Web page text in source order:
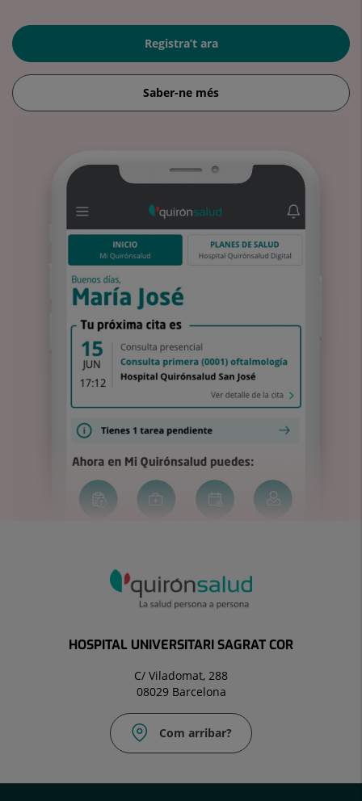
Registra’t ara
Saber-ne més
HOSPITAL UNIVERSITARI SAGRAT COR
C/ Viladomat, 288
08029 Barcelona
Com arribar?